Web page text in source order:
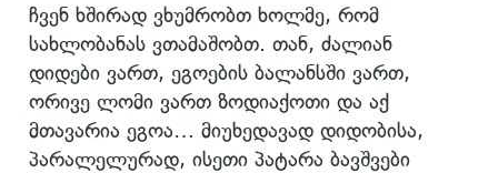
ჩვენ ხშირად ვხუმრობთ ხოლმე, რომ
სახლობანას ვთამაშობთ. თან, ძალიან
დიდები ვართ, ეგოების ბალანსში ვართ,
ორივე ლომი ვართ ზოდიაქოთი და აქ
მთავარია ეგოა… მიუხედავად დიდობისა,
პარალელურად, ისეთი პატარა ბავშვები